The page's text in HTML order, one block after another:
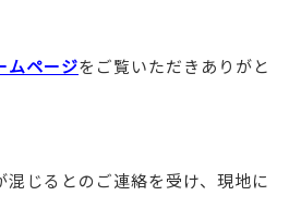
ムページをご覧いただきありがと
じるとのご連絡を受け、現地に